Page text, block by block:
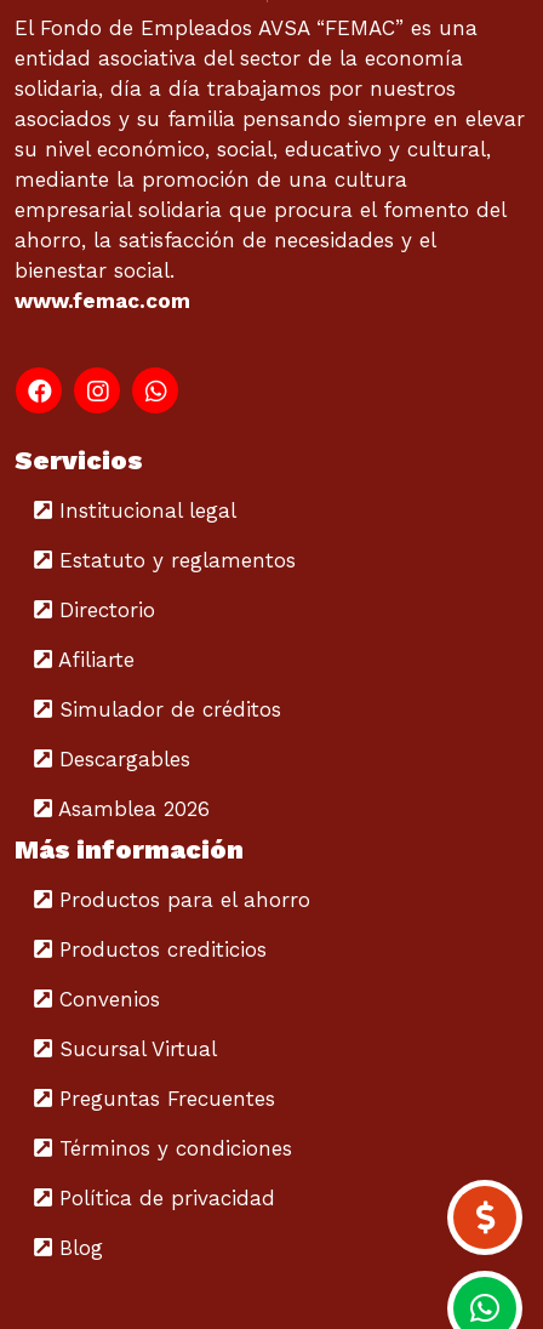
El Fondo de Empleados AVSA “FEMAC” es una
entidad asociativa del sector de la economía
solidaria, día a día trabajamos por nuestros
asociados y su familia pensando siempre en elevar
su nivel económico, social, educativo y cultural,
mediante la promoción de una cultura
empresarial solidaria que procura el fomento del
ahorro, la satisfacción de necesidades y el
bienestar social.
www.femac.com
Servicios
Institucional legal
Estatuto y reglamentos
Directorio
Afiliarte
Simulador de créditos
Descargables
Asamblea 2026
Más información
Productos para el ahorro
Productos crediticios
Convenios
Sucursal Virtual
Preguntas Frecuentes
Términos y condiciones
Política de privacidad
Blog